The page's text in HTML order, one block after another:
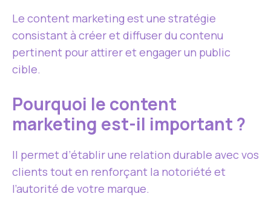
Le content marketing est une stratégie
consistant à créer et diffuser du contenu
pertinent pour attirer et engager un public
cible.
Pourquoi le content
marketing est-il important ?
Il permet d’établir une relation durable avec vos
clients tout en renforçant la notoriété et
l’autorité de votre marque.